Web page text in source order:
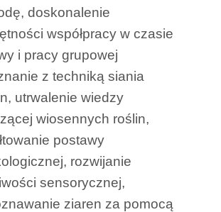
doskonalenie
współpracy w czasie
i pracy grupowej
z techniką siania
utrwalenie wiedzy
wiosennych roślin,
postawy
rozwijanie
sensorycznej,
ziaren za pomocą